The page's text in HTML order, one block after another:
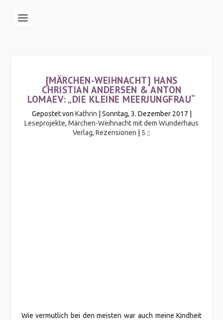
[MÄRCHEN-WEIHNACHT] HANS
CHRISTIAN ANDERSEN & ANTON
LOMAEV: „DIE KLEINE MEERJUNGFRAU“
Gepostet von Kathrin Sonntag, 3. Dezember 2017
Leseprojekte, Märchen-Weihnacht mit dem Wunderhaus
Verlag, Rezensionen 5
Wie vermutlich bei den meisten war auch meine Kindheit